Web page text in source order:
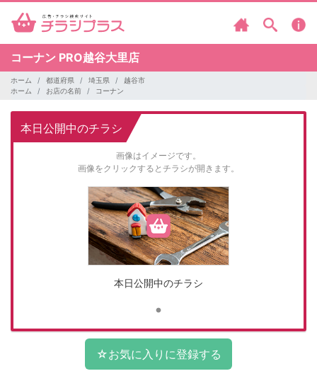
コーナン PRO越谷大里店
ホーム 都道府県 埼玉県
越谷市
ホーム
お店の名前 コーナン
本日公開中のチラシ
画像はイメージです。
画像をクリックするとチラシが開きます。
本日公開中のチラシ